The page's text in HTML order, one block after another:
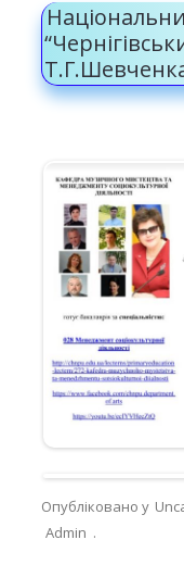
Опубліковано у
Admin .